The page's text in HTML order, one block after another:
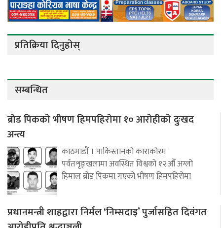
प्रतिक्रिया दिनुहोस्
सम्बन्धित
ब्रोड पिकको भीषण हिमपहिरोमा १० आरोहीको दुःखद
अन्त्य
काठमाडौं । पाकिस्तानको काराकोरम
पर्वतशृङ्खलामा अवस्थित विश्वको १२औँ अग्लो
हिमाल ब्रोड पिकमा गएको भीषण हिमपहिरोमा
प्रधानमन्त्री शाहद्वारा निर्मल ‘निम्सदाइ’ पुर्जासहित दिवंगत